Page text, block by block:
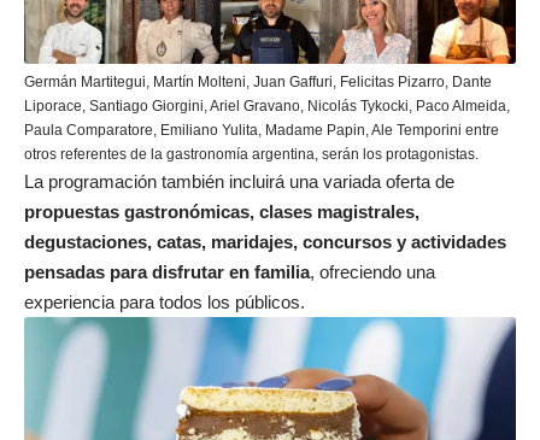
Germán Martitegui, Martín Molteni, Juan Gaffuri, Felicitas Pizarro, Dante
Liporace, Santiago Giorgini, Ariel Gravano, Nicolás Tykocki, Paco Almeida,
Paula Comparatore, Emiliano Yulita, Madame Papin, Ale Temporini entre
otros referentes de la gastronomía argentina, serán los protagonistas.
La programación también incluirá una variada oferta de
propuestas gastronómicas, clases magistrales,
degustaciones, catas, maridajes, concursos y actividades
pensadas para disfrutar en familia, ofreciendo una
experiencia para todos los públicos.